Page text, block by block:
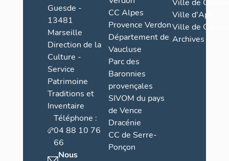
Guesde -
13481
Marseille
Direction de la
Culture -
Service
Patrimoine
Traditions et
Inventaire
Téléphone :
04 88 10 76
66
Nous
CC Alpes
Provence Verdon
Département de
Vaucluse
Parc des
Baronnies
provençales
SIVOM du pays
de Vence
Dracénie
CC de Serre-
Ponçon
Ville de Grasse
Ville d'Apt
Ville de
Archives